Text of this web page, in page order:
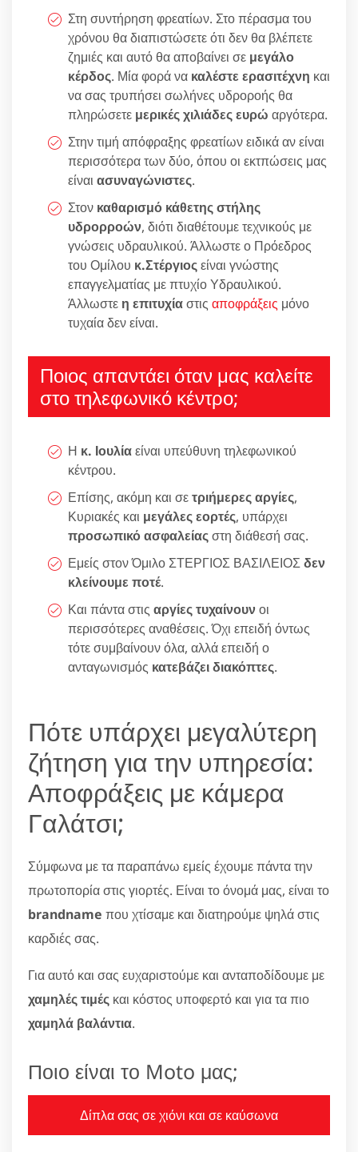
Στη συντήρηση φρεατίων. Στο πέρασμα του
χρόνου θα διαπιστώσετε ότι δεν θα βλέπετε
ζημιές και αυτό θα αποβαίνει σε μεγάλο
κέρδος. Μία φορά να καλέστε ερασιτέχνη και
να σας τρυπήσει σωλήνες υδροροής θα
πληρώσετε μερικές χιλιάδες ευρώ αργότερα.
Στην τιμή απόφραξης φρεατίων ειδικά αν είναι
περισσότερα των δύο, όπου οι εκτπώσεις μας
είναι ασυναγώνιστες.
Στον καθαρισμό κάθετης στήλης
υδρορροών, διότι διαθέτουμε τεχνικούς με
γνώσεις υδραυλικού. Άλλωστε ο Πρόεδρος
του Ομίλου κ.Στέργιοςείναι γνώστης
επαγγελματίας με πτυχίο Υδραυλικού.
Άλλωστε η επιτυχίαστις αποφράξεις μόνο
τυχαία δεν είναι.
Ποιος απαντάει όταν μας καλείτε
στο τηλεφωνικό κέντρο;
Η κ. Ιουλίαείναι υπεύθυνη τηλεφωνικού
κέντρου.
Επίσης, ακόμη και σετριήμερες αργίες,
Κυριακές και μεγάλες εορτές, υπάρχει
προσωπικό ασφαλείαςστη διάθεσή σας.
Εμείς στον Όμιλο ΣΤΕΡΓΙΟΣ ΒΑΣΙΛΕΙΟΣδεν
κλείνουμε ποτέ.
Και πάντα στις αργίες τυχαίνουνοι
περισσότερες αναθέσεις. Όχι επειδή όντως
τότε συμβαίνουν όλα, αλλά επειδή ο
ανταγωνισμός κατεβάζει διακόπτες.
Πότε υπάρχει μεγαλύτερη
ζήτηση για την υπηρεσία:
Αποφράξεις με κάμερα
Γαλάτσι;
Σύμφωνα με τα παραπάνω εμείς έχουμε πάντα την
πρωτοπορία στις γιορτές. Είναι το όνομά μας, είναι το
brandname που χτίσαμε και διατηρούμε ψηλά στις
καρδιές σας.
Για αυτό και σας ευχαριστούμε και ανταποδίδουμε με
χαμηλές τιμές και κόστος υποφερτό και για τα πιο
χαμηλά βαλάντια.
Ποιο είναι το Moto μας;
Δίπλα σας σε χιόνι και σε καύσωνα